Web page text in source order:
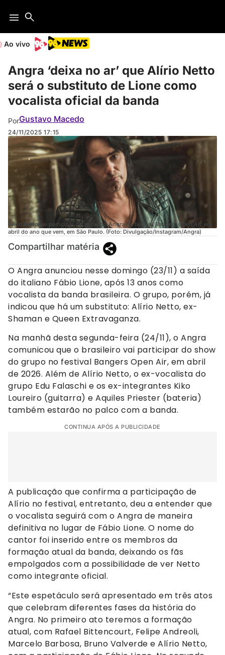
Ao vivo
Angra ‘deixa no ar’ que Alírio Netto
será o substituto de Lione como
vocalista oficial da banda
PorGustavo Macedo
24/11/2025 17:15
Alírio Netto vai participar do show do Angra no festival Bangers Open Air, em
abril do ano que vem, em São Paulo. (Foto: Divulgação/Instagram/Angra)
Compartilhar matéria
O Angra anunciou nesse domingo (23/11) a saída
do italiano Fábio Lione, após 13 anos como
vocalista da banda brasileira. O grupo, porém, já
indicou que há um substituto: Alírio Netto, ex-
Shaman e Queen Extravaganza.
Na manhã desta segunda-feira (24/11), o Angra
comunicou que o brasileiro vai participar do show
do grupo no festival Bangers Open Air, em abril
de 2026. Além de Alírio Netto, o ex-vocalista do
grupo Edu Falaschi e os ex-integrantes Kiko
Loureiro (guitarra) e Aquiles Priester (bateria)
também estarão no palco com a banda.
CONTINUA APÓS A PUBLICIDADE
A publicação que confirma a participação de
Alírio no festival, entretanto, deu a entender que
o vocalista seguirá com o Angra de maneira
definitiva no lugar de Fábio Lione. O nome do
cantor foi inserido entre os membros da
formação atual da banda, deixando os fãs
empolgados com a possibilidade de ver Netto
como integrante oficial.
“Este espetáculo será apresentado em três atos
que celebram diferentes fases da história do
Angra. No primeiro ato teremos a formação
atual, com Rafael Bittencourt, Felipe Andreoli,
Marcelo Barbosa, Bruno Valverde e Alírio Netto,